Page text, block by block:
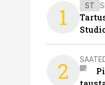
1 ST
2